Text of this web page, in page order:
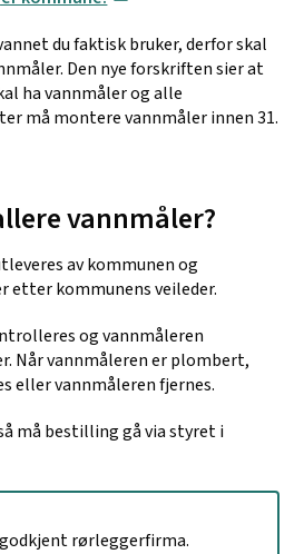
du faktisk bruker, derfor skal
Den nye forskriften sier at
ha vannmåler og alle
må montere vannmåler innen 31.
vannmåler?
av kommunen og
etter kommunens veileder.
og vannmåleren
Når vannmåleren er plombert,
eller vannmåleren fjernes.
må bestilling gå via styret i
rørleggerfirma.